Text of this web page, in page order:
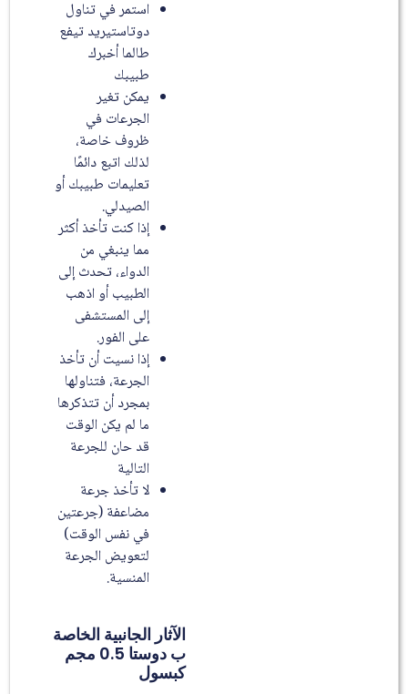
استمر في تناول
دوتاستيريد تيفع
طالما أخبرك
طبيبك
يمكن تغير
الجرعات في
ظروف خاصة،
لذلك اتبع دائمًا
تعليمات طبيبك أو
الصيدلي.
إذا كنت تأخذ أكثر
مما ينبغي من
الدواء، تحدث إلى
الطبيب أو اذهب
إلى المستشفى
على الفور.
إذا نسيت أن تأخذ
الجرعة، فتناولها
بمجرد أن تتذكرها
ما لم يكن الوقت
قد حان للجرعة
التالية
لا تأخذ جرعة
مضاعفة (جرعتين
في نفس الوقت)
لتعويض الجرعة
المنسية.
الآثار الجانبية الخاصة
ب دوستا 0.5 مجم
كبسول